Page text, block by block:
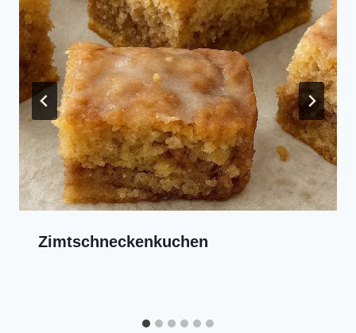
Zimtschneckenkuchen